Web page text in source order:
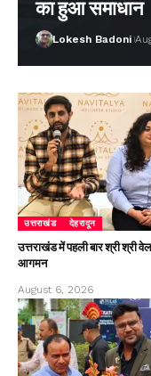
का हुआ समाधान
Lokesh Badoni
उत्तराखंड देहरादून
उत्तराखंड में पहली बार श्री श्री
आगमन
August 6, 2026